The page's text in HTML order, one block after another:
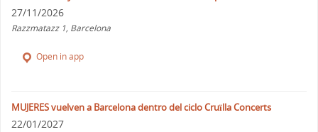
27/11/2026
Razzmatazz 1, Barcelona
Open in app
MUJERES vuelven a Barcelona dentro del ciclo Cruïlla Concerts
22/01/2027